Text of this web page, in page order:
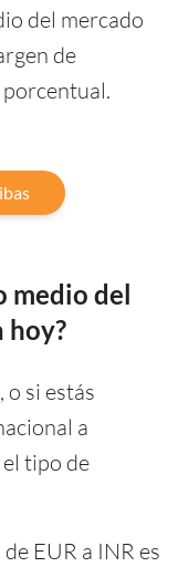
del mercado
de
porcentual.
medio del
hoy?
o si estás
a
tipo de
EUR a INR es